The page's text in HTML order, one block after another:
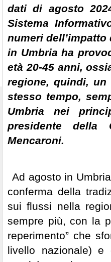
dati di agosto
Sistema
numeri
in Umbria ha
età 20-45 anni,
regione, quindi,
stesso tempo,
Umbria nei
presidente della
Mencaroni.
Ad agosto in
conferma della
sui flussi nella
sempre più, con la
reperimento” che
livello nazionale) e